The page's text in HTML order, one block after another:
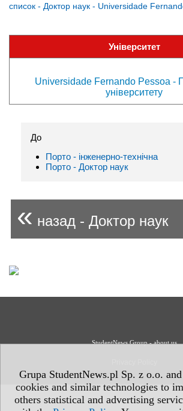
Grupa StudentNews.pl Sp. z o.o.
cookies and similar technologies to
others statistical and advertising
список - Доктор наук - Universidade
Університет
Universidade Fernando Pessoa -
університету
До
Порто - інженерно-технічна
Порто - Доктор наук
« назад - Доктор наук
StudentNews Group - about us